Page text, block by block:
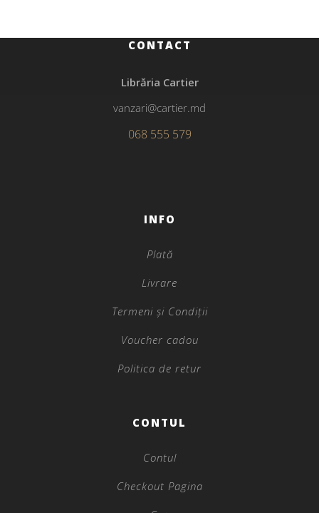
CONTACT
Librăria Cartier
vanzari@cartier.md
068 555 579
INFO
Plată
Livrare
Termeni și Condiții
Voucher cadou
Politica de retur
CONTUL
Contul
Checkout Pagina